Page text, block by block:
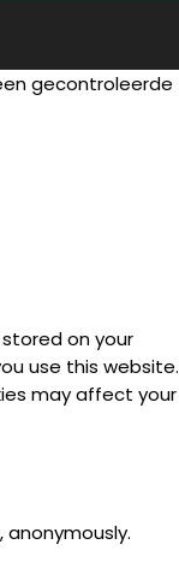
gecontroleerde
on your
use this website.
may affect your